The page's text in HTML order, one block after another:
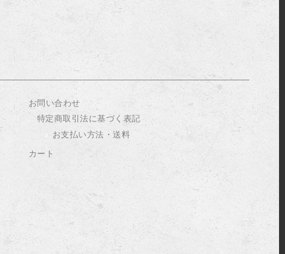
お問い合わせ
特定商取引法に基づく表記
お支払い方法・送料
カート